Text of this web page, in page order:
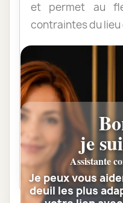
et permet au
contraintes du lieu
Les fleurs
au domicile de la
Oui. Une
peut être livrée
la cérémonie.
quelqu’un pourra
je
Assistante
Je peux vous
deuil les plus